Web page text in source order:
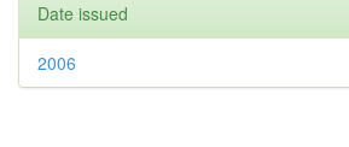
Date issued
2006